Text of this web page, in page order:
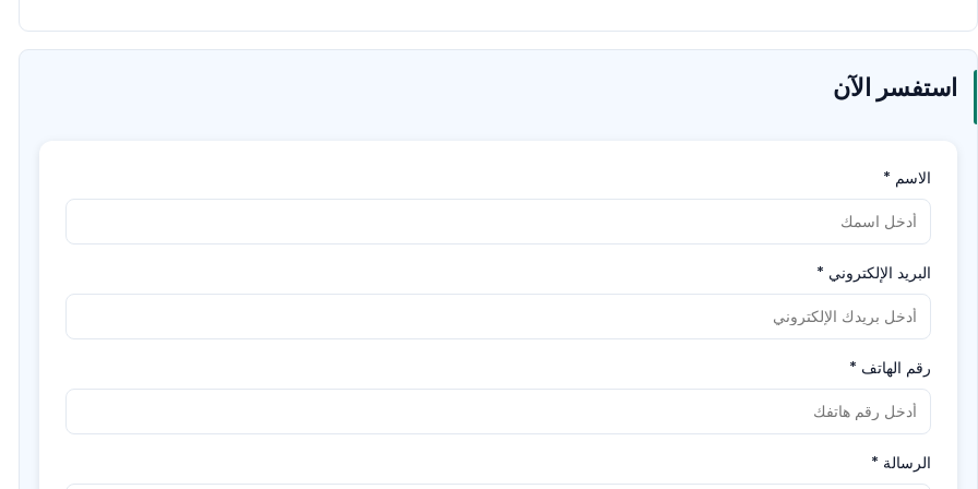
استفسر الآن
الاسم *
البريد الإلكتروني *
رقم الهاتف *
الرسالة *